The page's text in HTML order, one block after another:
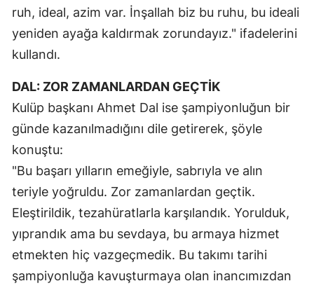
ruh, ideal, azim var. İnşallah biz bu ruhu, bu ideali
yeniden ayağa kaldırmak zorundayız." ifadelerini
kullandı.
DAL: ZOR ZAMANLARDAN GEÇTİK
Kulüp başkanı Ahmet Dal ise şampiyonluğun bir
günde kazanılmadığını dile getirerek, şöyle
konuştu:
"Bu başarı yılların emeğiyle, sabrıyla ve alın
teriyle yoğruldu. Zor zamanlardan geçtik.
Eleştirildik, tezahüratlarla karşılandık. Yorulduk,
yıprandık ama bu sevdaya, bu armaya hizmet
etmekten hiç vazgeçmedik. Bu takımı tarihi
şampiyonluğa kavuşturmaya olan inancımızdan